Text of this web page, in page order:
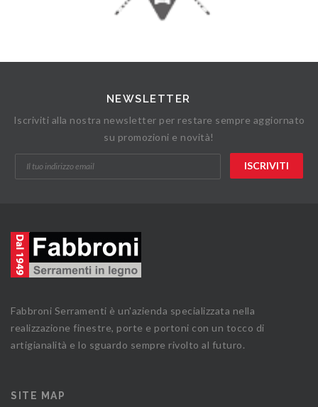
NEWSLETTER
Iscriviti alla nostra newsletter per restare sempre aggiornato
su promozioni e novità!
Fabbroni Serramenti è un'azienda specializzata nella
realizzazione finestre, porte e portoni con un tocco di
artigianalità e lo sguardo sempre rivolto al futuro.
SITE MAP